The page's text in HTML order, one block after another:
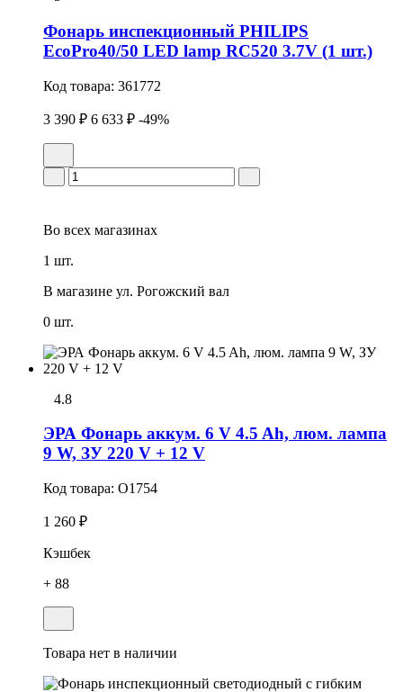
Фонарь инспекционный PHILIPS
EcoPro40/50 LED lamp RC520 3.7V (1 шт.)
Код товара: 361772
3 390 ₽ 6 633 ₽ -49%
Во всех магазинах
1 шт.
В магазине ул. Рогожский вал
0 шт.
4.8
ЭРА Фонарь аккум. 6 V 4.5 Ah, люм. лампа
9 W, ЗУ 220 V + 12 V
Код товара: O1754
1 260 ₽
Кэшбек
+ 88
Товара нет в наличии